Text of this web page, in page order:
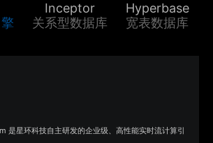
Inceptor
关系型数据库
Hyperbase
宽表数据库
是星环科技自主研发的企业级、高性能实时流计算引